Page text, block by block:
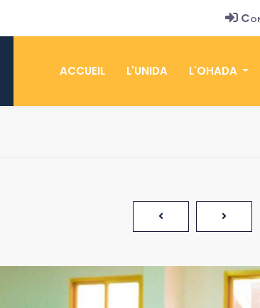
ACCUEIL L'UNIDA L'OHADA